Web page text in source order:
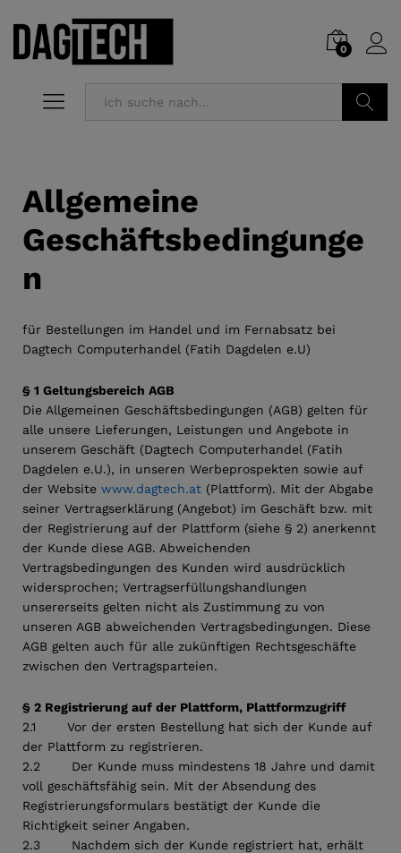
0
Allgemeine
Geschäftsbedingunge
n
für Bestellungen im Handel und im Fernabsatz bei
Dagtech Computerhandel (Fatih Dagdelen e.U)
§ 1 Geltungsbereich AGB
Die Allgemeinen Geschäftsbedingungen (AGB) gelten für
alle unsere Lieferungen, Leistungen und Angebote in
unserem Geschäft (Dagtech Computerhandel (Fatih
Dagdelen e.U.), in unseren Werbeprospekten sowie auf
der Website www.dagtech.at (Plattform). Mit der Abgabe
seiner Vertragserklärung (Angebot) im Geschäft bzw. mit
der Registrierung auf der Plattform (siehe § 2) anerkennt
der Kunde diese AGB. Abweichenden
Vertragsbedingungen des Kunden wird ausdrücklich
widersprochen; Vertragserfüllungshandlungen
unsererseits gelten nicht als Zustimmung zu von
unseren AGB abweichenden Vertragsbedingungen. Diese
AGB gelten auch für alle zukünftigen Rechtsgeschäfte
zwischen den Vertragsparteien.
§ 2 Registrierung auf der Plattform, Plattformzugriff
2.1 Vor der ersten Bestellung hat sich der Kunde auf
der Plattform zu registrieren.
2.2 Der Kunde muss mindestens 18 Jahre und damit
voll geschäftsfähig sein. Mit der Absendung des
Registrierungsformulars bestätigt der Kunde die
Richtigkeit seiner Angaben.
2.3 Nachdem sich der Kunde registriert hat, erhält